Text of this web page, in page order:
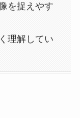
を捉えやす
理解してい